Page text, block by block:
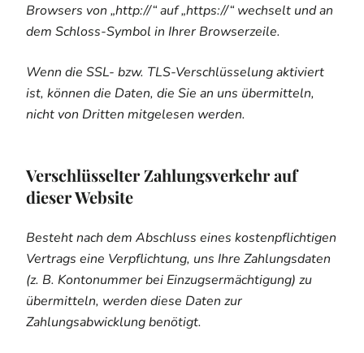
Browsers von „http://“ auf „https://“ wechselt und an
dem Schloss-Symbol in Ihrer Browserzeile.
Wenn die SSL- bzw. TLS-Verschlüsselung aktiviert
ist, können die Daten, die Sie an uns übermitteln,
nicht von Dritten mitgelesen werden.
Verschlüsselter Zahlungsverkehr auf
dieser Website
Besteht nach dem Abschluss eines kostenpflichtigen
Vertrags eine Verpflichtung, uns Ihre Zahlungsdaten
(z. B. Kontonummer bei Einzugsermächtigung) zu
übermitteln, werden diese Daten zur
Zahlungsabwicklung benötigt.